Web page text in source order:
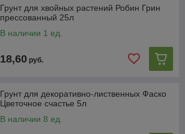
Грунт для хвойных растений Робин Грин
прессованный 25л
В наличии 1 ед.
18,60 руб.
Грунт для декоративно-лиственных Фаско
Цветочное счастье 5л
В наличии 8 ед.